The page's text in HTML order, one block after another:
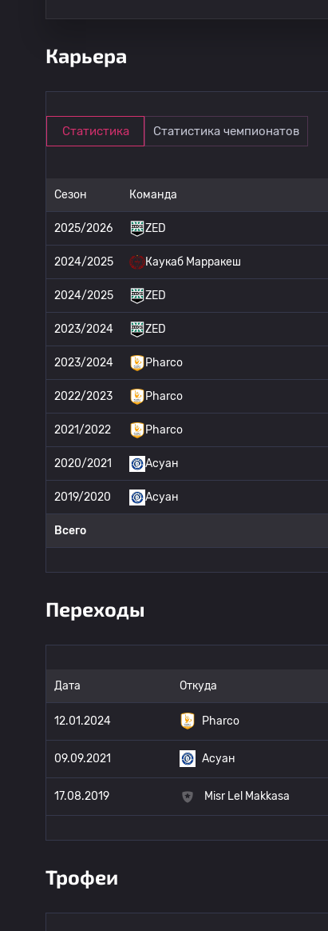
Карьера
Статистика Статистика чемпионатов
Сезон Команда
2025/2026 ZED
2024/2025 Каукаб Марракеш
2024/2025 ZED
2023/2024 ZED
2023/2024 Pharco
2022/2023 Pharco
2021/2022 Pharco
2020/2021 Асуан
2019/2020 Асуан
Всего
Переходы
Дата Откуда
12.01.2024 Pharco
09.09.2021 Асуан
17.08.2019 Misr Lel Makkasa
Трофеи